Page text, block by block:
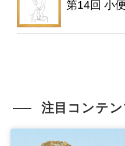
第14回 小
注目コンテ